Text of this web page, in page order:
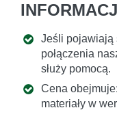
Jeśli pojawiają
połączenia
służy pomocą.
Cena
materiały w